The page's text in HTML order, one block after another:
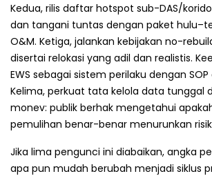
Kedua, rilis daftar hotspot sub-DAS/
dan tangani tuntas dengan paket
O&M. Ketiga, jalankan kebijakan no-
disertai relokasi yang adil dan realistis.
EWS sebagai sistem perilaku dengan
Kelima, perkuat tata kelola data tunggal
monev: publik berhak mengetahui
pemulihan benar-benar menurunkan
Jika lima pengunci ini diabaikan, angka
apa pun mudah berubah menjadi siklus